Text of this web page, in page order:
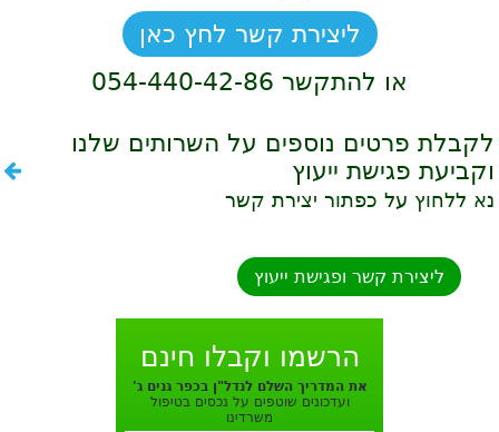
ליצירת קשר לחץ כאן
או להתקשר 054-440-42-86
לקבלת פרטים נוספים על השרותים שלנו
וקביעת פגישת ייעוץ
נא ללחוץ על כפתור יצירת קשר
ליצירת קשר ופגישת ייעוץ
הרשמו וקבלו חינם
את המדריך השלם לנדל"ן בכפר גנים ג'
ועדכונים שוטפים על נכסים בטיפול
משרדינו